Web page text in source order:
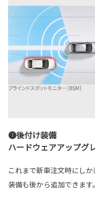
❶後付け装備
ハードウェアアップグ
これまで新車注文時にし
装備も後から追加できます。